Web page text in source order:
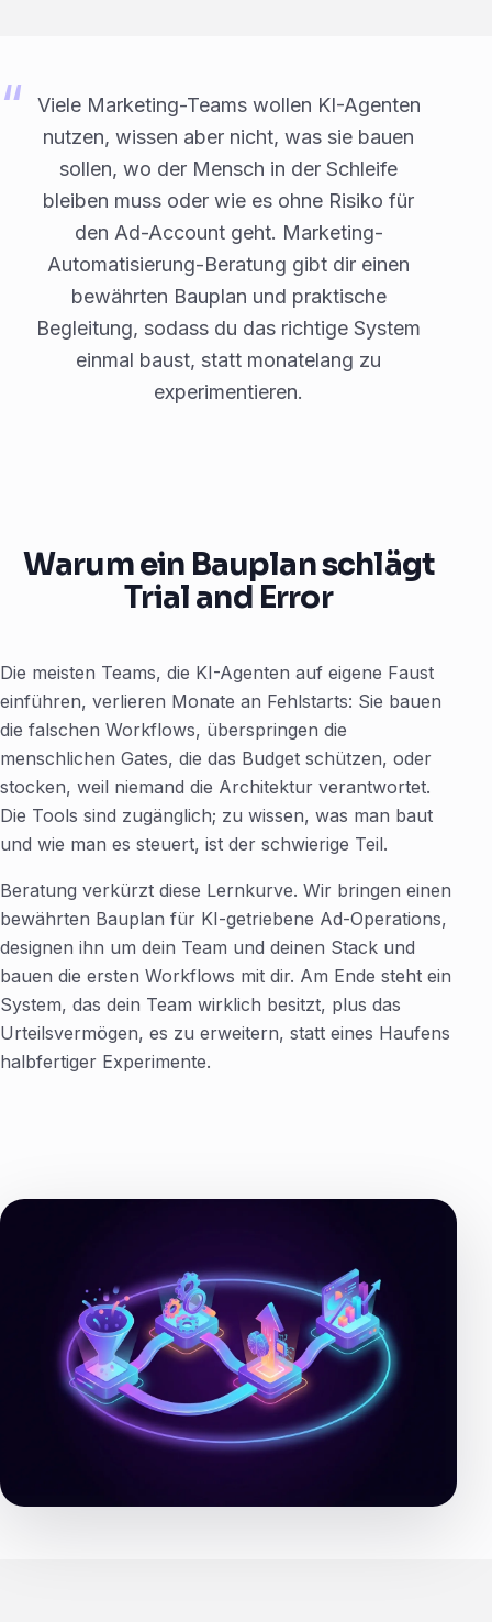
Viele Marketing-Teams wollen KI-Agenten
nutzen, wissen aber nicht, was sie bauen
sollen, wo der Mensch in der Schleife
bleiben muss oder wie es ohne Risiko für
den Ad-Account geht. Marketing-
Automatisierung-Beratung gibt dir einen
bewährten Bauplan und praktische
Begleitung, sodass du das richtige System
einmal baust, statt monatelang zu
experimentieren.
Warum ein Bauplan schlägt
Trial and Error
Die meisten Teams, die KI-Agenten auf eigene Faust
einführen, verlieren Monate an Fehlstarts: Sie bauen
die falschen Workflows, überspringen die
menschlichen Gates, die das Budget schützen, oder
stocken, weil niemand die Architektur verantwortet.
Die Tools sind zugänglich; zu wissen, was man baut
und wie man es steuert, ist der schwierige Teil.
Beratung verkürzt diese Lernkurve. Wir bringen einen
bewährten Bauplan für KI-getriebene Ad-Operations,
designen ihn um dein Team und deinen Stack und
bauen die ersten Workflows mit dir. Am Ende steht ein
System, das dein Team wirklich besitzt, plus das
Urteilsvermögen, es zu erweitern, statt eines Haufens
halbfertiger Experimente.